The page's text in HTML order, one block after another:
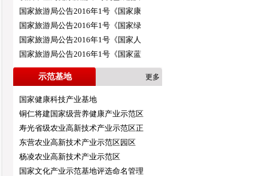
国家旅游局公告2016年1号《国家康
国家旅游局公告2016年1号《国家绿
国家旅游局公告2016年1号《国家人
国家旅游局公告2016年1号《国家蓝
示范基地 更多
国家健康科技产业基地
铜仁将建国家级营养健康产业示范区
寿光省级农业高新技术产业示范区正
东营农业高新技术产业示范区园区
杨凌农业高新技术产业示范区
国家文化产业示范基地评选命名管理